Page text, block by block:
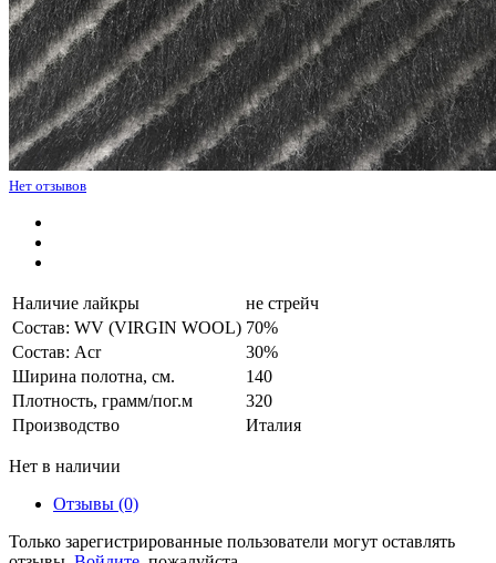
Нет отзывов
Наличие лайкры
не стрейч
Состав: WV (VIRGIN WOOL) 70%
Состав: Acr
30%
Ширина полотна, см.
140
Плотность, грамм/пог.м
320
Производство
Италия
Нет в наличии
Отзывы (0)
Только зарегистрированные пользователи могут оставлять